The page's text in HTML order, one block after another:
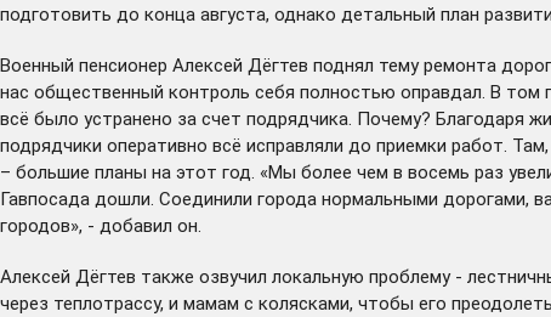
подготовить до конца августа, однако детальный план
Военный пенсионер Алексей Дёгтев поднял тему ремонта
нас общественный контроль себя полностью оправдал. В том
всё было устранено за счет подрядчика. Почему? Благодаря
подрядчики оперативно всё исправляли до приемки работ.
– большие планы на этот год. «Мы более чем в восемь раз
Гавпосада дошли. Соединили города нормальными дорогами,
городов», - добавил он.
Алексей Дёгтев также озвучил локальную проблему -
через теплотрассу, и мамам с колясками, чтобы его